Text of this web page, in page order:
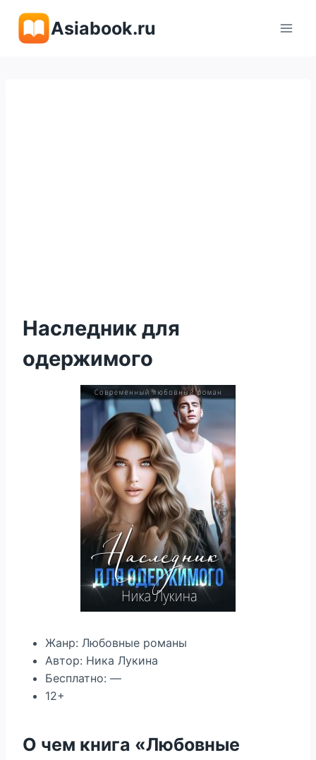
содержимому
Asiabook.ru
Наследник для
одержимого
Жанр: Любовные романы
Автор: Ника Лукина
Бесплатно: —
12+
О чем книга «Любовные